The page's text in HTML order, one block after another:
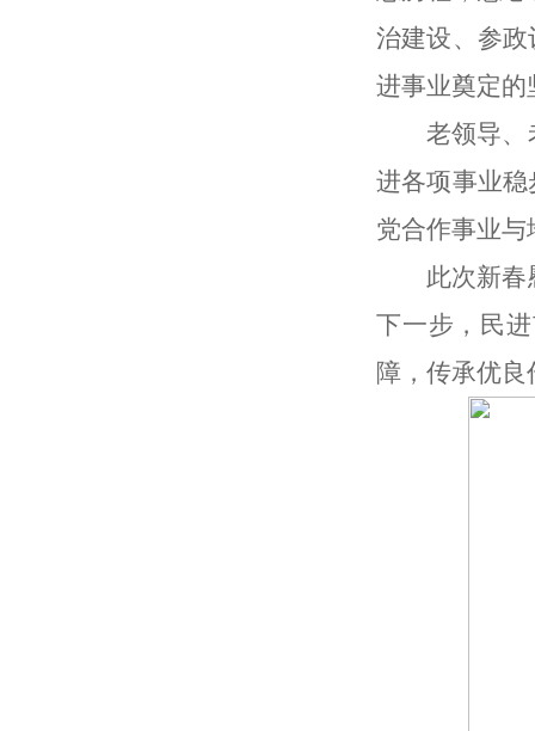
治建设、参
进事业奠定的
老领导、
进各项事业
党合作事业
此次新
下一步，民
障，传承优